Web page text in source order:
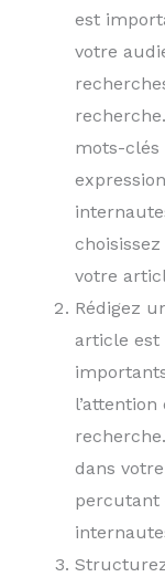
est
votre
mots-
votre
Rédigez
article est
dans
percutant